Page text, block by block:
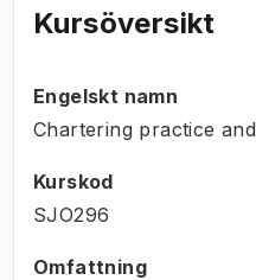
Kursöversikt
Engelskt namn
Chartering practice
Kurskod
SJO296
Omfattning